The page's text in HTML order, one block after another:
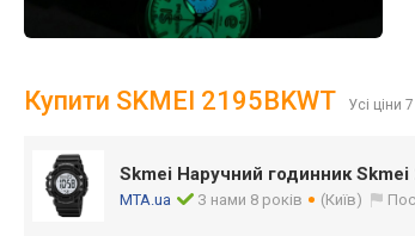
Купити SKMEI 2195BKWT Усі ціни 7
Skmei Наручний годинник Skmei
MTA.ua З нами 8 років (Київ)